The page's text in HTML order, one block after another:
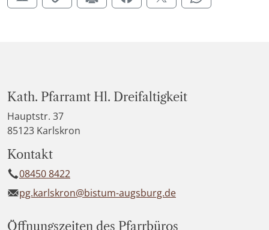
Kath. Pfarramt Hl. Dreifaltigkeit
Hauptstr. 37
85123 Karlskron
Kontakt
08450 8422
pg.karlskron@bistum-augsburg.de
Öffnungszeiten des Pfarrbüros